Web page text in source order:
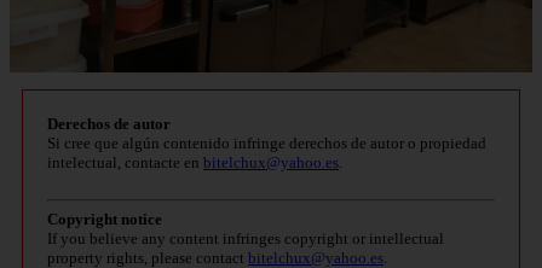
Derechos de autor
Si cree que algún contenido infringe derechos de autor o propiedad
intelectual, contacte en bitelchux@yahoo.es
Copyright notice
If you believe any content infringes copyright or intellectual
property rights, please contact bitelchux@yahoo.es